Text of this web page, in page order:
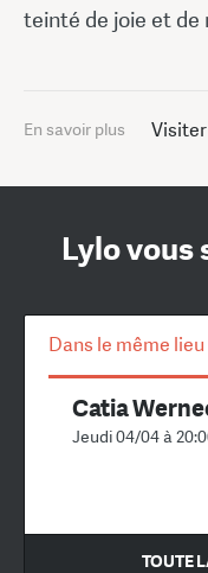
teinté de joie et de
En savoir plus
Lylo vous
Dans le même lieu
Catia
Jeudi 04/04 à
TOUTE